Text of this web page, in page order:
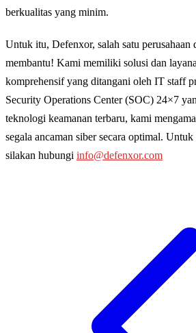
berkualitas yang minim.
Untuk itu, Defenxor, salah satu perusahaan
membantu! Kami memiliki solusi dan
komprehensif yang ditangani oleh IT staff
Security Operations Center (SOC) 24×7
teknologi keamanan terbaru, kami
segala ancaman siber secara optimal.
silakan hubungi info@defenxor.com